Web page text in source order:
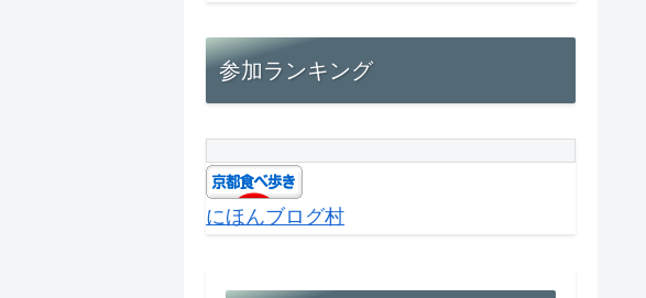
参加ランキング
にほんブログ村